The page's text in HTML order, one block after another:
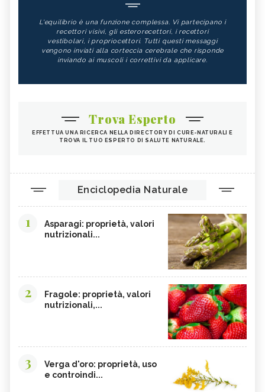
L'equilibrio è una funzione complessa. Vi partecipano i
recettori visivi, gli esterorecettori, i recettori
vestibolari, i propriocettori. Tutti questi messaggi
vengono inviati alla corteccia cerebrale che risponde
inviando ai muscoli i correttivi da applicare.
Trova Esperto
EFFETTUA UNA RICERCA NELLA DIRECTORY DI CURE-NATURALI E
TROVA IL TUO ESPERTO DI SALUTE NATURALE.
Enciclopedia Naturale
1
Asparagi: proprietà, valori
nutrizionali...
2
Fragole: proprietà, valori
nutrizionali,...
3
Verga d'oro: proprietà, uso
e controindi...